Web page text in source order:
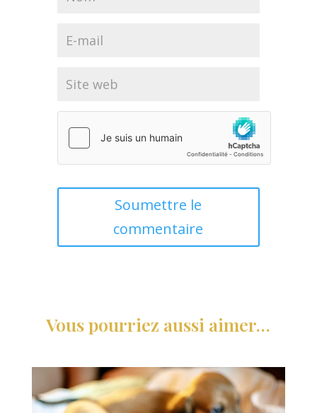
Soumettre le
commentaire
Vous pourriez aussi aimer…